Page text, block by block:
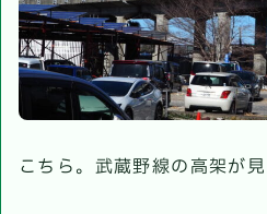
こちら。武蔵野線の高架が見